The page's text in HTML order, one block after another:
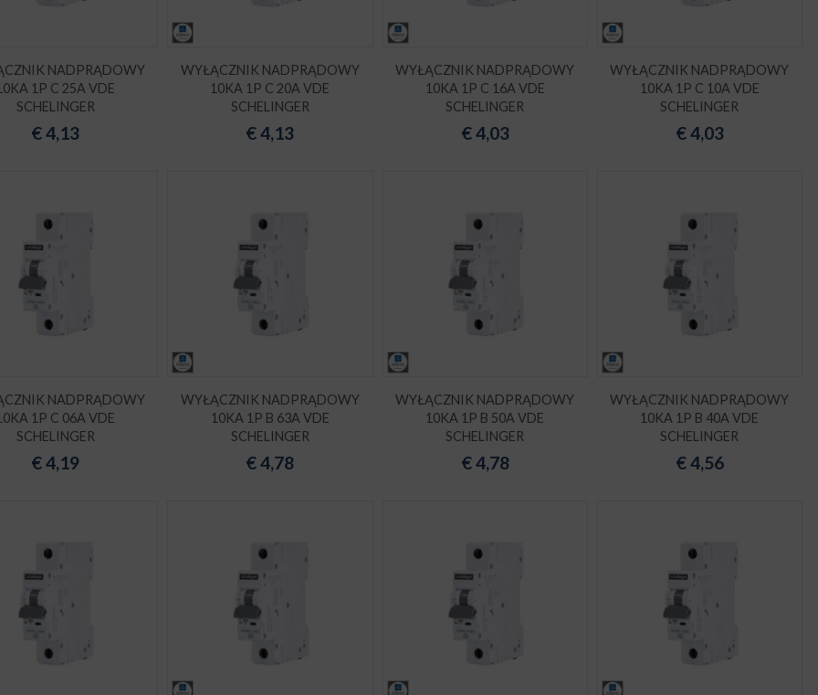
NADPRĄDOWY
1P C 25A VDE
SCHELINGER
€4,13
WYŁĄCZNIK NADPRĄDOWY
10KA 1P C 20A VDE
SCHELINGER
€4,13
WYŁĄCZNIK NADPRĄDOWY
10KA 1P C 16A VDE
SCHELINGER
€4,03
WYŁĄCZNIK NADPRĄDOWY
10KA 1P C 10A VDE
SCHELINGER
€4,03
NADPRĄDOWY
1P C 06A VDE
SCHELINGER
€4,19
WYŁĄCZNIK NADPRĄDOWY
10KA 1P B 63A VDE
SCHELINGER
€4,78
WYŁĄCZNIK NADPRĄDOWY
10KA 1P B 50A VDE
SCHELINGER
€4,78
WYŁĄCZNIK NADPRĄDOWY
10KA 1P B 40A VDE
SCHELINGER
€4,56